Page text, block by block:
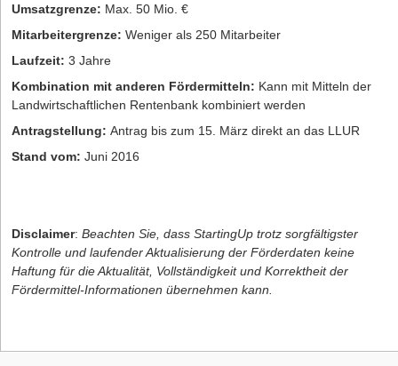
Umsatzgrenze: Max. 50 Mio. €
Mitarbeitergrenze: Weniger als 250 Mitarbeiter
Laufzeit: 3 Jahre
Kombination mit anderen Fördermitteln: Kann mit Mitteln der
Landwirtschaftlichen Rentenbank kombiniert werden
Antragstellung: Antrag bis zum 15. März direkt an das LLUR
Stand vom: Juni 2016
Disclaimer: Beachten Sie, dass StartingUp trotz sorgfältigster
Kontrolle und laufender Aktualisierung der Förderdaten keine
Haftung für die Aktualität, Vollständigkeit und Korrektheit der
Fördermittel-Informationen übernehmen kann.